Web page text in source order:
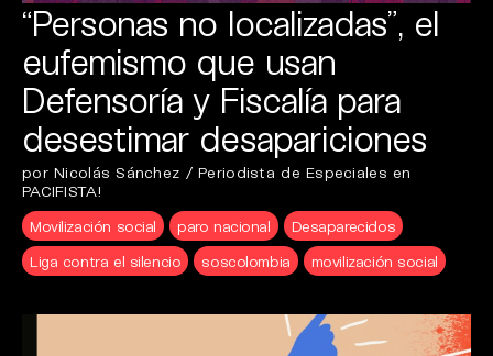
“Personas no localizadas”, el
eufemismo que usan
Defensoría y Fiscalía para
desestimar desapariciones
por Nicolás Sánchez / Periodista de Especiales en
PACIFISTA!
Movilización social
paro nacional
Desaparecidos
Liga contra el silencio
soscolombia movilización social